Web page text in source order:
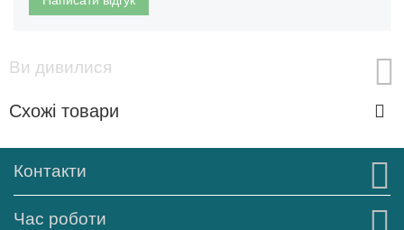
Ви дивилися
Схожі товари
Контакти
Час роботи